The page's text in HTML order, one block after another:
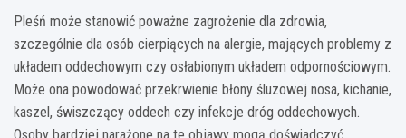
Pleśń może stanowić poważne zagrożenie dla zdrowia,
szczególnie dla osób cierpiących na alergie, mających problemy z
układem oddechowym czy osłabionym układem odpornościowym.
Może ona powodować przekrwienie błony śluzowej nosa, kichanie,
kaszel, świszczący oddech czy infekcje dróg oddechowych.